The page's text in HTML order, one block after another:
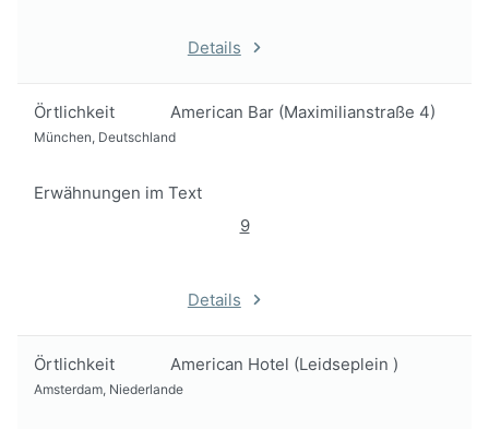
Details
Örtlichkeit American Bar (Maximilianstraße 4)
München, Deutschland
Erwähnungen im Text
9
Details
Örtlichkeit American Hotel (Leidseplein )
Amsterdam, Niederlande